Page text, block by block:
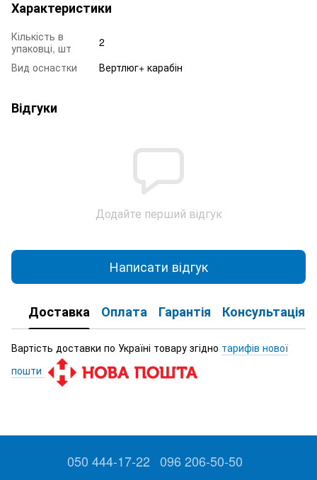
Характеристики
Кількість в
упаковці, шт
2
Вид оснастки
Вертлюг+ карабін
Відгуки
Додайте перший відгук
Написати відгук
Доставка Оплата Гарантія Консультація
Вартість доставки по Україні товару згідно тарифів нової
пошти
050 444-17-22 096 206-50-50